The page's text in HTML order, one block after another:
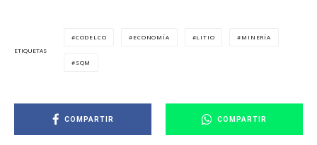
ETIQUETAS
CODELCO ECONOMÍA LITIO MINERÍA
SQM
COMPARTIR COMPARTIR